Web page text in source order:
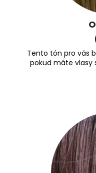
Tento tón pro vás
pokud máte vlasy